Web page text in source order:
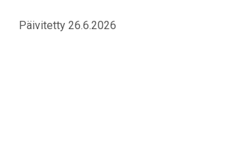
Päivitetty 26.6.2026